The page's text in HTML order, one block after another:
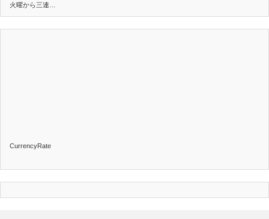
火曜から三連…
CurrencyRate